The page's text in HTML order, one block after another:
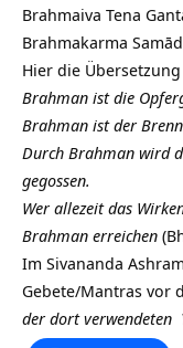
Brahmaiva Tena
Brahmakarma
Hier die
Brahman ist die
Brahman ist der
Durch Brahman wird
gegossen.
Wer allezeit das
Brahman erreichen
Im Sivananda
Gebete/Mantras vor
der dort verwendeten